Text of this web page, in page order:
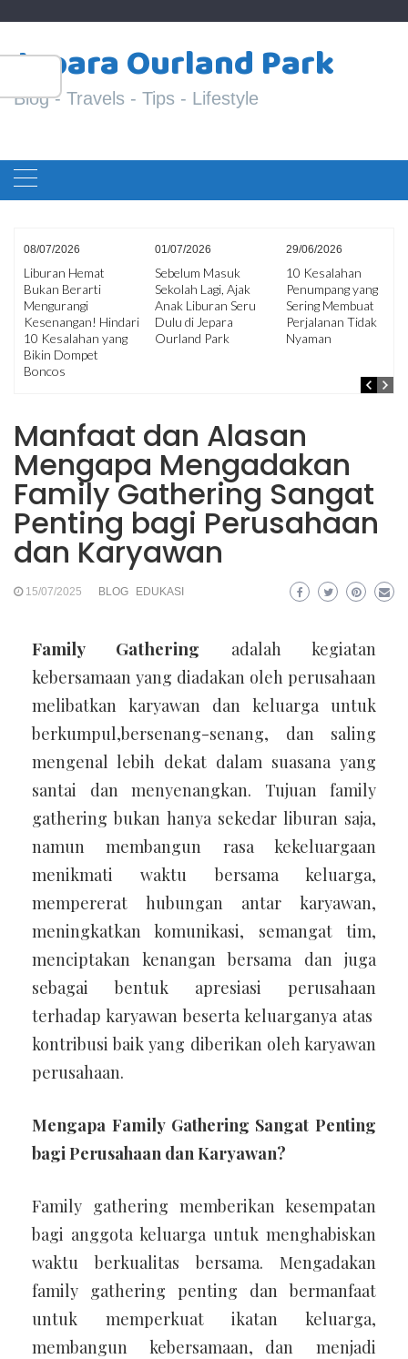
content
Jepara Ourland Park
Blog - Travels - Tips - Lifestyle
08/07/2026
Liburan Hemat
Bukan Berarti
Mengurangi
Kesenangan! Hindari
10 Kesalahan yang
Bikin Dompet
Boncos
01/07/2026
Sebelum Masuk
Sekolah Lagi, Ajak
Anak Liburan Seru
Dulu di Jepara
Ourland Park
29/06/2026
10 Kesalahan
Penumpang yang
Sering Membuat
Perjalanan Tidak
Nyaman
Manfaat dan Alasan
Mengapa Mengadakan
Family Gathering Sangat
Penting bagi Perusahaan
dan Karyawan
15/07/2025 BLOG EDUKASI
Family Gathering adalah kegiatan
kebersamaan yang diadakan oleh perusahaan
melibatkan karyawan dan keluarga untuk
berkumpul,bersenang-senang, dan saling
mengenal lebih dekat dalam suasana yang
santai dan menyenangkan. Tujuan family
gathering bukan hanya sekedar liburan saja,
namun membangun rasa kekeluargaan
menikmati waktu bersama keluarga,
mempererat hubungan antar karyawan,
meningkatkan komunikasi, semangat tim,
menciptakan kenangan bersama dan juga
sebagai bentuk apresiasi perusahaan
terhadap karyawan beserta keluarganya atas
kontribusi baik yang diberikan oleh karyawan
perusahaan.
Mengapa Family Gathering Sangat Penting
bagi Perusahaan dan Karyawan?
Family gathering memberikan kesempatan
bagi anggota keluarga untuk menghabiskan
waktu berkualitas bersama. Mengadakan
family gathering penting dan bermanfaat
untuk memperkuat ikatan keluarga,
membangun kebersamaan, dan menjadi